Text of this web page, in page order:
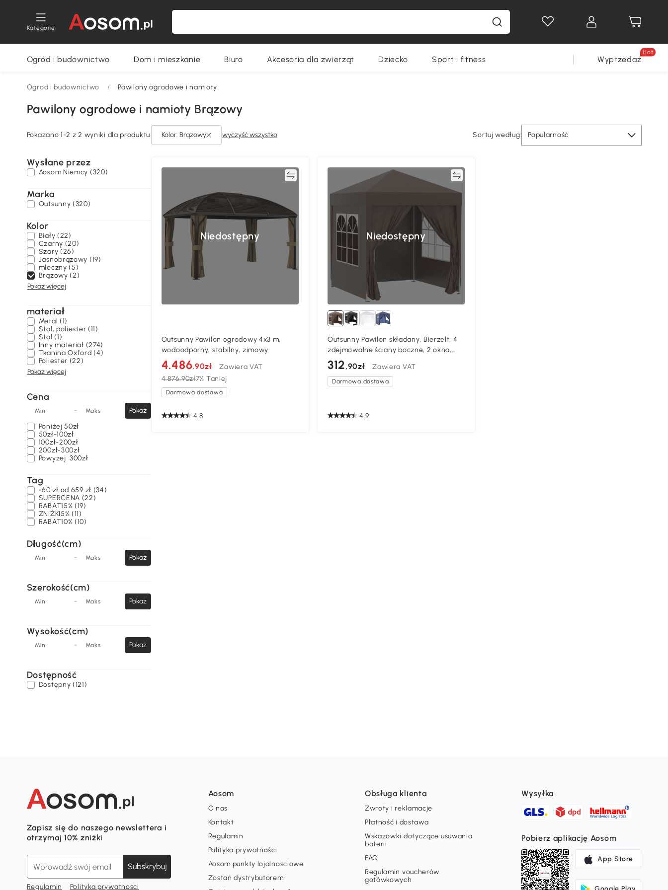
Kategorie
Ogród i budownictwo Dom i mieszkanie Biuro Akcesoria dla zwierząt Dziecko Sport i fitness Wyprzedaż
Hot
Ogród i budownictwo / Pawilony ogrodowe i namioty
Pawilony ogrodowe i namioty Brązowy
Pokazano 1-2 z 2 wyniki dla produktu Sortuj według: Popularność
wyczyść wszystko
Kolor: Brązowy
Wysłane przez
Aosom Niemcy (320)
Marka
Outsunny (320)
Kolor
Biały (22)
Czarny (20)
Szary (26)
Jasnobrązowy (19)
mleczny (5)
Brązowy (2)
Pokaż więcej
materiał
Metal (1)
Stal, poliester (11)
Stal (1)
Inny materiał (274)
Tkanina Oxford (4)
Poliester (22)
Pokaż więcej
Cena
Min - Maks
Pokaż
Poniżej50zł
50zł-100zł
100zł-200zł
200zł-300zł
Powyżej300zł
Tag
-60 zł od 659 zł (34)
SUPERCENA (22)
RABAT15% (19)
ZNIŻKI5% (11)
RABAT10% (10)
Długość(cm)
Min - Maks Pokaż
Szerokość(cm)
Min - Maks Pokaż
Wysokość(cm)
Min - Maks Pokaż
Dostępność
Dostępny (121)
Niedostępny
Outsunny Pawilon ogrodowy 4x3 m,
wodoodporny, stabilny, zimowy
4.486,90zł
Zawiera VAT
4.876,90zł7% Taniej
Darmowa dostawa
4.8
Niedostępny
Porównywać
Outsunny Pawilon składany, Bierzelt, 4
zdejmowalne ściany boczne, 2 okna,
Stalowa rama, 2 x 2m, Brązowy
312,90zł Zawiera VAT
Darmowa dostawa
4.9
Zapisz się do naszego newslettera i
otrzymaj 10% zniżki
Subskrybuj
Regulamin Polityka prywatności
Aosom
O nas
Kontakt
Regulamin
Polityka prywatności
Aosom punkty lojalnościowe
Zostań dystrybutorem
Obsługa klienta
Zwroty i reklamacje
Płatność i dostawa
Wskazówki dotyczące usuwania
baterii
FAQ
Regulamin voucherów
gotówkowych
Wysyłka
Pobierz aplikację Aosom
App Store